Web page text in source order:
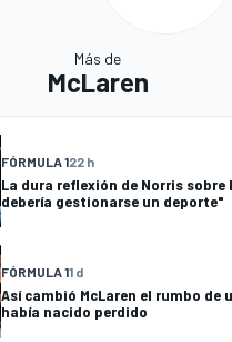
Más de
McLaren
FÓRMULA 122 h
La dura reflexión de Norris sobre
debería gestionarse un deporte"
FÓRMULA 11 d
Así cambió McLaren el rumbo de
había nacido perdido